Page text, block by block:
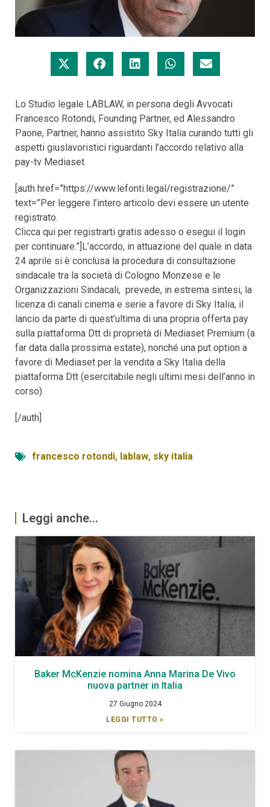
Lo Studio legale LABLAW, in persona degli Avvocati
Francesco Rotondi, Founding Partner, ed Alessandro
Paone, Partner, hanno assistito Sky Italia curando tutti gli
aspetti giuslavoristici riguardanti l’accordo relativo alla
pay-tv Mediaset.
[auth href=”https://www.lefonti.legal/registrazione/”
text=”Per leggere l’intero articolo devi essere un utente
registrato.
Clicca qui per registrarti gratis adesso o esegui il login
per continuare.”]L’accordo, in attuazione del quale in data
24 aprile si è conclusa la procedura di consultazione
sindacale tra la società di Cologno Monzese e le
Organizzazioni Sindacali, prevede, in estrema sintesi, la
licenza di canali cinema e serie a favore di Sky Italia, il
lancio da parte di quest’ultima di una propria offerta pay
sulla piattaforma Dtt di proprietà di Mediaset Premium (a
far data dalla prossima estate), nonché una put option a
favore di Mediaset per la vendita a Sky Italia della
piattaforma Dtt (esercitabile negli ultimi mesi dell’anno in
corso).
[/auth]
francesco rotondi, lablaw, sky italia
Leggi anche...
Baker McKenzie nomina Anna Marina De Vivo
nuova partner in Italia
27 Giugno 2024
LEGGI TUTTO »